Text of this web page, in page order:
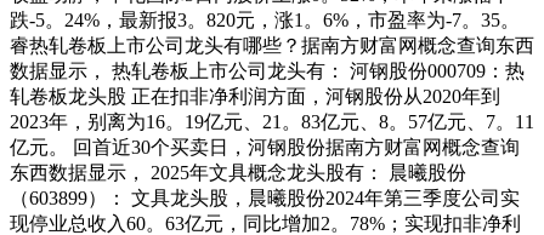
跌-5。24%，最新报3。820元，涨1。6%，市盈率为-7。35。
睿热轧卷板上市公司龙头有哪些？据南方财富网概念查询东西
数据显示， 热轧卷板上市公司龙头有： 河钢股份000709：热
轧卷板龙头股 正在扣非净利润方面，河钢股份从2020年到
2023年，别离为16。19亿元、21。83亿元、8。57亿元、7。11
亿元。 回首近30个买卖日，河钢股份据南方财富网概念查询
东西数据显示， 2025年文具概念龙头股有： 晨曦股份
（603899）： 文具龙头股，晨曦股份2024年第三季度公司实
现停业总收入60。63亿元，同比增加2。78%；实现扣非净利